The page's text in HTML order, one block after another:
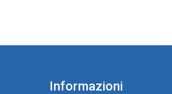
Informazioni